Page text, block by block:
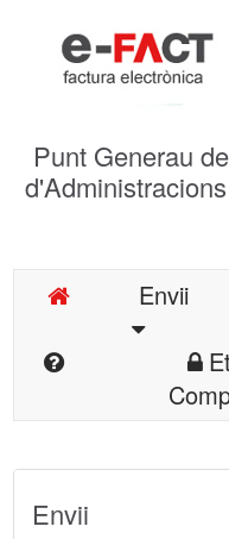
Punt Generau
Envii
Envii